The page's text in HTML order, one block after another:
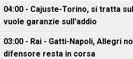
04:00 - Cajuste-Torino, si tratta
vuole garanzie sull'addio
03:00 - Rai - Gatti-Napoli, Allegri
difensore resta in corsa